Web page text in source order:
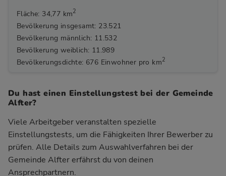
Fläche: 34,77 km2
Bevölkerung insgesamt: 23.521
Bevölkerung männlich: 11.532
Bevölkerung weiblich: 11.989
Bevölkerungsdichte: 676 Einwohner pro km2
Du hast einen Einstellungstest bei der Gemeinde
Alfter?
Viele Arbeitgeber veranstalten spezielle
Einstellungstests, um die Fähigkeiten Ihrer Bewerber zu
prüfen. Alle Details zum Auswahlverfahren bei der
Gemeinde Alftererfährst du von deinen
Ansprechpartnern.